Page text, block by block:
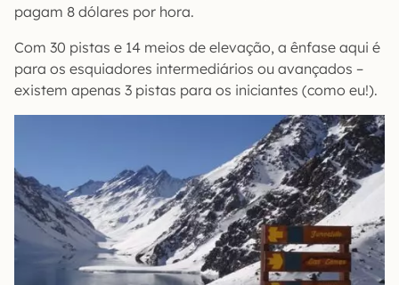
pagam 8 dólares por hora.
Com 30 pistas e 14 meios de elevação, a ênfase aqui é
para os esquiadores intermediários ou avançados –
existem apenas 3 pistas para os iniciantes (como eu!).